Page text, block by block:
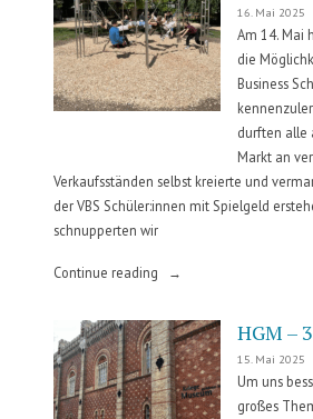
16. Mai 2025
Am 14. Mai
die
Business
durften alle
Markt an
Verkaufsständen selbst kreierte und
der VBS Schüler:innen mit Spielgeld
schnupperten wir
Continue reading
„Nahtstelle
VBS
Mödling“
HGM –
15. Mai 2025
Um uns
großes